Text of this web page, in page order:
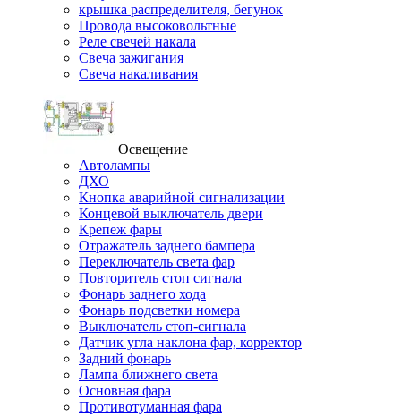
крышка распределителя, бегунок
Провода высоковольтные
Реле свечей накала
Свеча зажигания
Свеча накаливания
Освещение
Автолампы
ДХО
Кнопка аварийной сигнализации
Концевой выключатель двери
Крепеж фары
Отражатель заднего бампера
Переключатель света фар
Повторитель стоп сигнала
Фонарь заднего хода
Фонарь подсветки номера
Выключатель стоп-сигнала
Датчик угла наклона фар, корректор
Задний фонарь
Лампа ближнего света
Основная фара
Противотуманная фара